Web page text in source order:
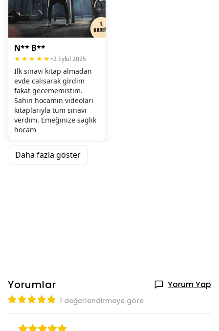
N** B**
★★★★★ •2 Eylül 2025
Ilk sınavı kıtap almadan
evde calısarak girdim
fakat gecememıstım.
Sahın hocamın vıdeoları
kıtaplarıyla tum sınavı
verdım. Emeğınıze saglık
hocam
Daha fazla göster
Yorumlar Yorum Yap
1 değerlendirmeye göre